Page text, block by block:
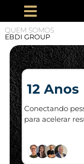
QUEM SOMOS
EBDI GROUP
12 Anos
Conectando
para acelerar